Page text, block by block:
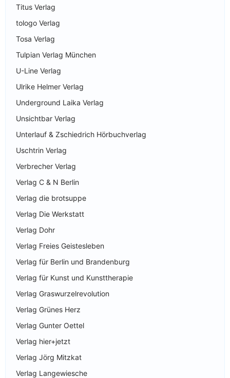
Titus Verlag
tologo Verlag
Tosa Verlag
Tulpian Verlag München
U-Line Verlag
Ulrike Helmer Verlag
Underground Laika Verlag
Unsichtbar Verlag
Unterlauf & Zschiedrich Hörbuchverlag
Uschtrin Verlag
Verbrecher Verlag
Verlag C & N Berlin
Verlag die brotsuppe
Verlag Die Werkstatt
Verlag Dohr
Verlag Freies Geistesleben
Verlag für Berlin und Brandenburg
Verlag für Kunst und Kunsttherapie
Verlag Graswurzelrevolution
Verlag Grünes Herz
Verlag Gunter Oettel
Verlag hier+jetzt
Verlag Jörg Mitzkat
Verlag Langewiesche